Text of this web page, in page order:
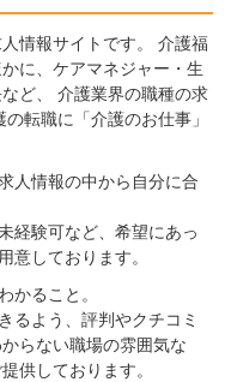
情報サイトです。 介護福
に、ケアマネジャー・生
ど、 介護業界の職種の求
転職に「介護のお仕事」
人情報の中から自分に合
経験可など、希望にあっ
意しております。
かること。
るよう、評判やクチコミ
らない職場の雰囲気な
供しております。